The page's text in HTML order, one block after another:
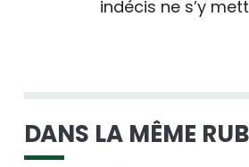
indécis ne s’y
DANS LA MÊME